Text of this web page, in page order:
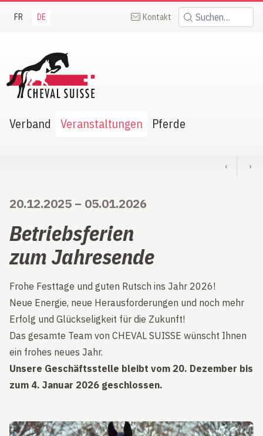
FR DE Kontakt Suchen:
Suisse
Verband Veranstaltungen Pferde
‹ ›
20.12.2025 – 05.01.2026
Betriebsferien
zum Jahresende
Frohe Festtage und guten Rutsch ins Jahr 2026!
Neue Energie, neue Herausforderungen und noch mehr
Erfolg und Glückseligkeit für die Zukunft!
Das gesamte Team von CHEVAL SUISSE wünscht Ihnen
ein frohes neues Jahr.
Unsere Geschäftsstelle bleibt vom 20. Dezember bis
zum 4. Januar 2026 geschlossen.